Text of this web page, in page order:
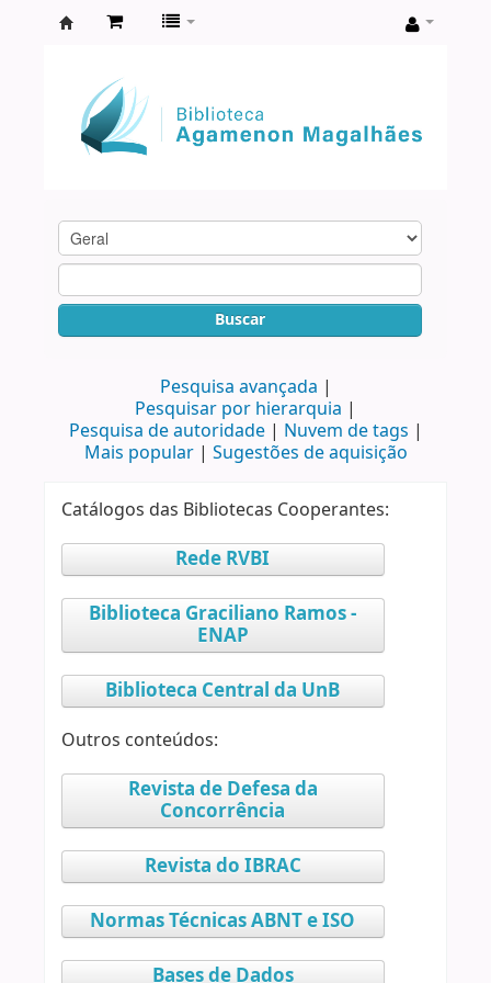
Agamenon
Magalhães
Buscar
Pesquisa avançada
Pesquisar por hierarquia
Pesquisa de autoridade
Nuvem de tags
Mais popular
Sugestões de aquisição
Catálogos das Bibliotecas Cooperantes:
Rede RVBI
Biblioteca Graciliano Ramos -
ENAP
Biblioteca Central da UnB
Outros conteúdos:
Revista de Defesa da
Concorrência
Revista do IBRAC
Normas Técnicas ABNT e ISO
Bases de Dados